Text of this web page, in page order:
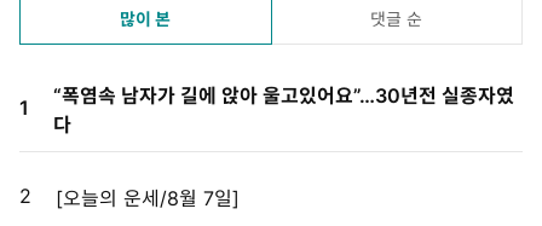
많이 본 댓글 순
1
“폭염속 남자가 길에 앉아 울고있어요”…30년전 실종자였
다
2 [오늘의 운세/8월 7일]